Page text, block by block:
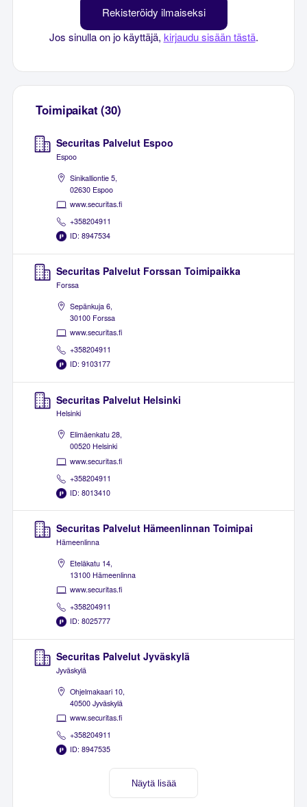
Rekisteröidy ilmaiseksi
Jos sinulla on jo käyttäjä, kirjaudu sisään tästä.
Toimipaikat (30)
Securitas Palvelut Espoo
Espoo
Sinikalliontie 5,
02630 Espoo
www.securitas.fi
+358204911
ID: 8947534
Securitas Palvelut Forssan Toimipaikka
Forssa
Sepänkuja 6,
30100 Forssa
www.securitas.fi
+358204911
ID: 9103177
Securitas Palvelut Helsinki
Helsinki
Elimäenkatu 28,
00520 Helsinki
www.securitas.fi
+358204911
ID: 8013410
Securitas Palvelut Hämeenlinnan Toimipai
Hämeenlinna
Eteläkatu 14,
13100 Hämeenlinna
www.securitas.fi
+358204911
ID: 8025777
Securitas Palvelut Jyväskylä
Jyväskylä
Ohjelmakaari 10,
40500 Jyväskylä
www.securitas.fi
+358204911
ID: 8947535
Näytä lisää